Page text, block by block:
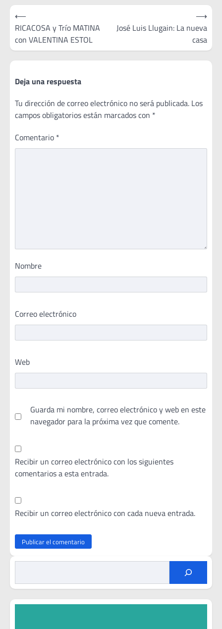
Navegación
de
entradas
⟵
RICACOSA y Trío MATINA
con VALENTINA ESTOL
José Luis Llugain: La nueva
casa
⟶
Deja una respuesta
Tu dirección de correo electrónico no será publicada. Los
campos obligatorios están marcados con *
Comentario *
Nombre
Correo electrónico
Web
Guarda mi nombre, correo electrónico y web en este
navegador para la próxima vez que comente.
Recibir un correo electrónico con los siguientes
comentarios a esta entrada.
Recibir un correo electrónico con cada nueva entrada.